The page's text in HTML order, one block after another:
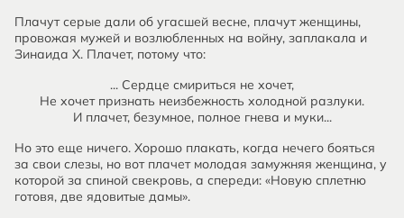
Плачут серые дали об угасшей весне, плачут женщины,
провожая мужей и возлюбленных на войну, заплакала и
Зинаида X. Плачет, потому что:
... Сердце смириться не хочет,
Не хочет признать неизбежность холодной разлуки.
И плачет, безумное, полное гнева и муки...
Но это еще ничего. Хорошо плакать, когда нечего бояться
за свои слезы, но вот плачет молодая замужняя женщина, у
которой за спиной свекровь, а спереди: «Новую сплетню
готовя, две ядовитые дамы».